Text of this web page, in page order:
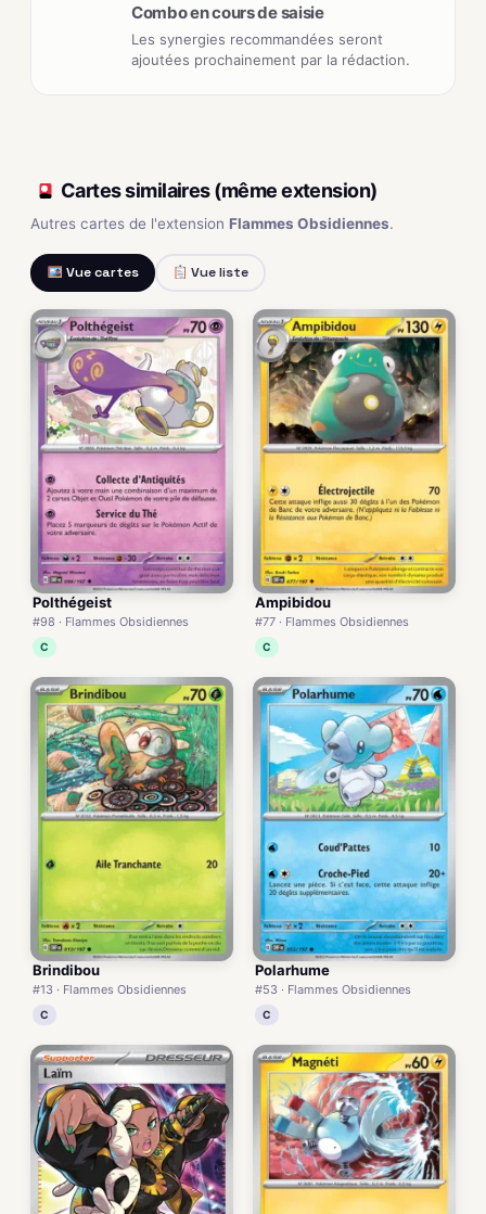
Combo en cours de saisie
Les synergies recommandées seront
ajoutées prochainement par la rédaction.
Cartes similaires (même extension)
Autres cartes de l'extension Flammes Obsidiennes.
Vue cartes Vue liste
Polthégeist
#98 · Flammes Obsidiennes
C
Ampibidou
#77 · Flammes Obsidiennes
C
Brindibou
#13 · Flammes Obsidiennes
C
Polarhume
#53 · Flammes Obsidiennes
C